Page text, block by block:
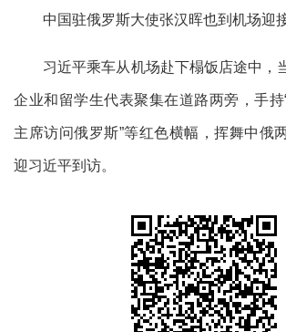
中国驻俄罗斯大使张汉晖也到机场迎接
习近平乘车从机场赴下榻饭店途中，
企业和留学生代表聚集在道路两旁，手持
主席访问俄罗斯”等红色横幅，挥舞中俄
迎习近平到访。